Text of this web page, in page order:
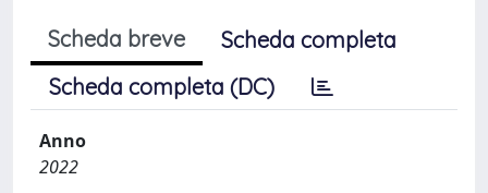
Scheda breve
Scheda completa
Scheda completa (DC)
Anno
2022